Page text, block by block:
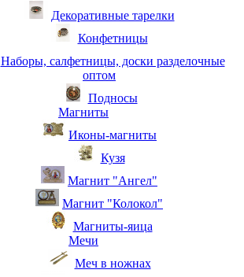
Декоративные тарелки
Конфетницы
Наборы, салфетницы, доски разделочные
оптом
Подносы
Магниты
Иконы-магниты
Кузя
Магнит "Ангел"
Магнит "Колокол"
Магниты-яица
Мечи
Меч в ножнах